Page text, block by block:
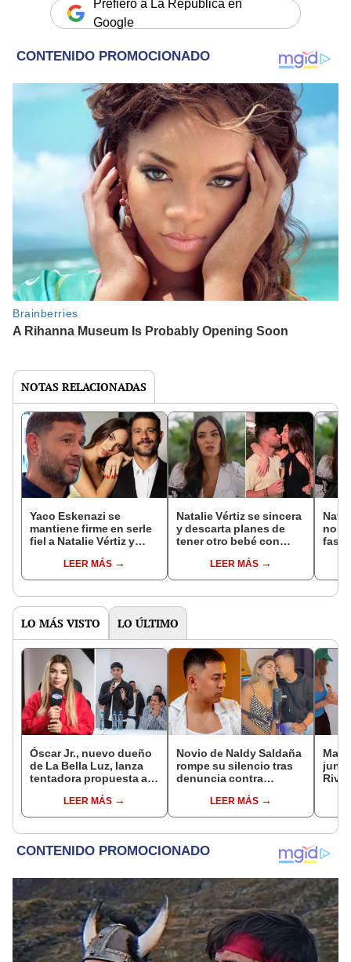
Prefiero a La República en
Google
NOTAS RELACIONADAS
Yaco Eskenazi se
mantiene firme en serle
fiel a Natalie Vértiz y
nadie mejor que ella"
LEER MÁS
Natalie Vértiz se sincera
y descarta planes de
tener otro bebé con
veo realmente ahora"
LEER MÁS
no
LO MÁS VISTO LO ÚLTIMO
Óscar Jr., nuevo dueño
de La Bella Luz, lanza
tentadora propuesta a
denuncia por
tocamientos: “Va a
LEER MÁS
Novio de Naldy Saldaña
rompe su silencio tras
denuncia contra
Luz: "Tiene todo mi
apoyo"
LEER MÁS